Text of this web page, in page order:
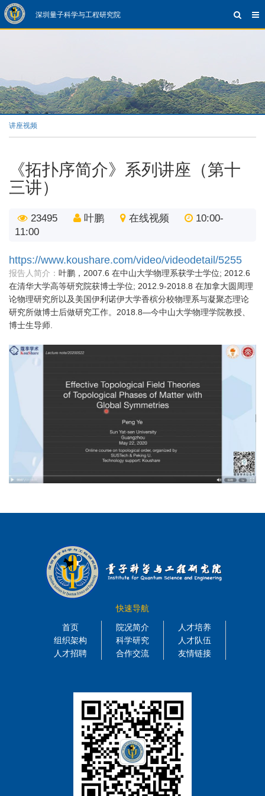
深圳量子科学与工程研究院
讲座视频
《拓扑序简介》系列讲座（第十
三讲）
23495 叶鹏 在线视频
10:00-
11:00
https://www.koushare.com/video/videodetail/5255
报告人简介： 叶鹏，2007.6 在中山大学物理系获学士学位; 2012.6
在清华大学高等研究院获博士学位; 2012.9-2018.8 在加拿大圆周理
论物理研究所以及美国伊利诺伊大学香槟分校物理系与凝聚态理论
研究所做博士后做研究工作。2018.8—今中山大学物理学院教授、
博士生导师.
快速导航
首页
院况简介
人才培养
组织架构
科学研究
人才队伍
人才招聘
合作交流 友情链接